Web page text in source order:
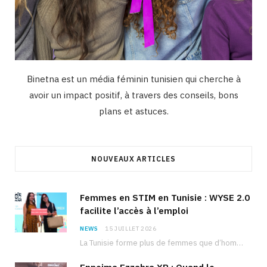
Binetna est un média féminin tunisien qui cherche à
avoir un impact positif, à travers des conseils, bons
plans et astuces.
NOUVEAUX ARTICLES
Femmes en STIM en Tunisie : WYSE 2.0
facilite l’accès à l’emploi
NEWS 15 JUILLET 2026
La Tunisie forme plus de femmes que d’hommes dans les filières scientifiques. Pourtant, pour beaucoup…